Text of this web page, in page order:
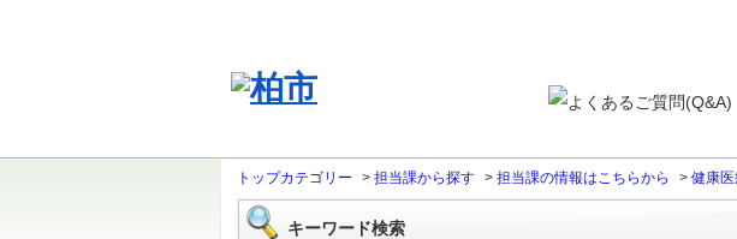
トップカテゴリー > 担当課から探す > 担当課の情報はこちらから > 健康
キーワード検索